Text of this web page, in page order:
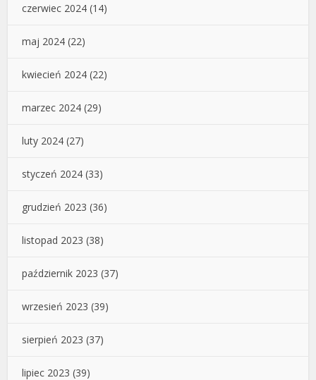
czerwiec 2024 (14)
maj 2024 (22)
kwiecień 2024 (22)
marzec 2024 (29)
luty 2024 (27)
styczeń 2024 (33)
grudzień 2023 (36)
listopad 2023 (38)
październik 2023 (37)
wrzesień 2023 (39)
sierpień 2023 (37)
lipiec 2023 (39)